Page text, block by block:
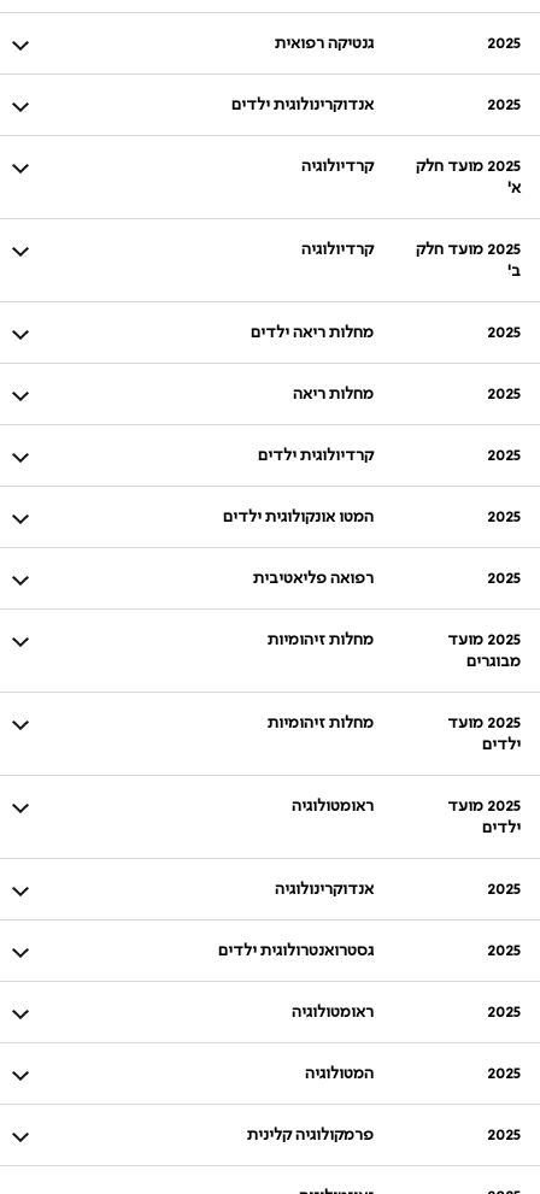
2025 גנטיקה רפואית
2025 אנדוקרינולוגית ילדים
2025 מועד חלק
א'
קרדיולוגיה
2025 מועד חלק
ב'
קרדיולוגיה
2025 מחלות ריאה ילדים
2025 מחלות ריאה
2025 קרדיולוגית ילדים
2025 המטו אונקולוגית ילדים
2025 רפואה פליאטיבית
2025 מועד
מבוגרים
מחלות זיהומיות
2025 מועד
ילדים
מחלות זיהומיות
2025 מועד
ילדים
ראומטולוגיה
2025 אנדוקרינולוגיה
2025 גסטרואנטרולוגית ילדים
2025 ראומטולוגיה
2025 המטולוגיה
2025 פרמקולוגיה קלינית